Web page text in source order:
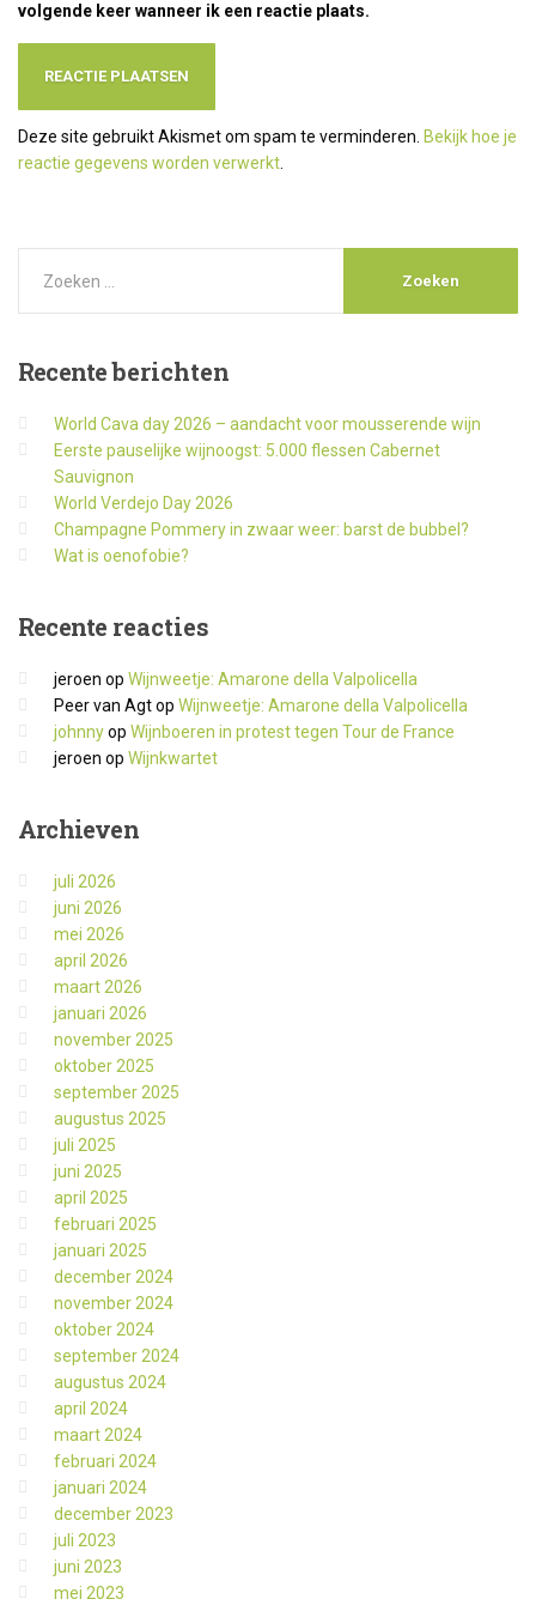
volgende keer wanneer ik een reactie plaats.
Deze site gebruikt Akismet om spam te verminderen. Bekijk hoe je
reactie gegevens worden verwerkt
Recenteberichten
World Cava day 2026 – aandacht voor mousserende wijn
Eerste pauselijke wijnoogst: 5.000 flessen Cabernet
Sauvignon
World Verdejo Day 2026
Champagne Pommery in zwaar weer: barst de bubbel?
Wat is oenofobie?
Recente reacties
jeroen op Wijnweetje: Amarone della Valpolicella
Peer van Agtop Wijnweetje: Amarone della Valpolicella
johnnyop Wijnboeren in protest tegen Tour de France
jeroen op Wijnkwartet
Archieven
juli 2026
juni 2026
mei 2026
april 2026
maart 2026
januari 2026
november 2025
oktober 2025
september 2025
augustus 2025
juli 2025
juni 2025
april 2025
februari 2025
januari 2025
december 2024
november 2024
oktober 2024
september 2024
augustus 2024
april 2024
maart 2024
februari 2024
januari 2024
december 2023
juli 2023
juni 2023
mei 2023